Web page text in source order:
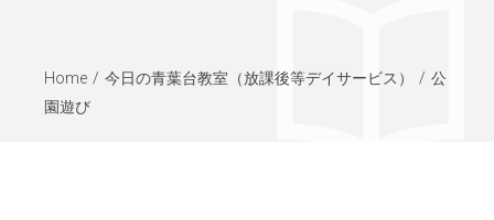
Home 今日の青葉台教室（放課後等デイサービス）
公
園遊び